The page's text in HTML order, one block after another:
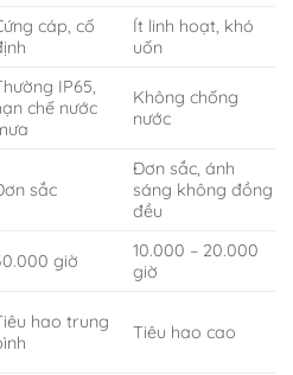
cáp, cố
Ít linh hoạt, khó
uốn
IP65,
chế nước
Không chống
nước
sắc
Đơn sắc, ánh
sáng không đồng
đều
giờ
10.000 – 20.000
giờ
hao trung
Tiêu hao cao